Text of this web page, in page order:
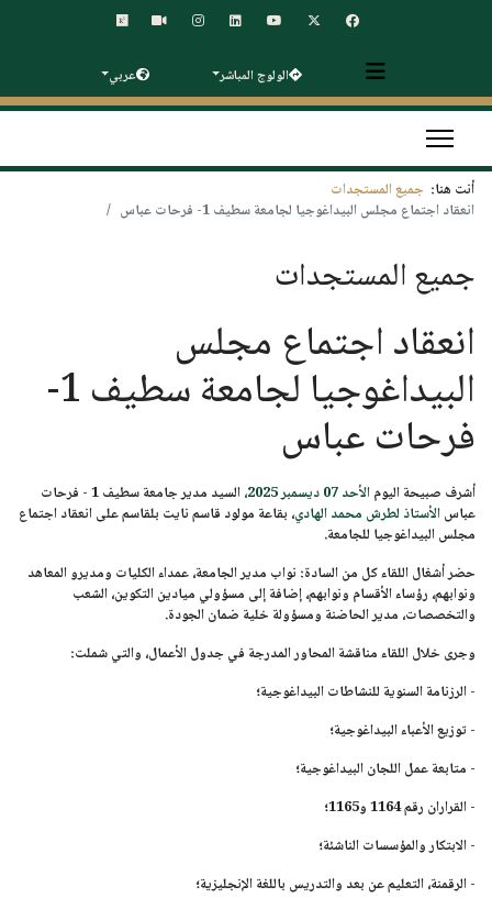
الولوج المباشر عربي
أنت هنا: جميع المستجدات
انعقاد اجتماع مجلس البيداغوجيا لجامعة سطيف 1- فرحات عباس
جميع المستجدات
انعقاد اجتماع مجلس
البيداغوجيا لجامعة سطيف 1-
فرحات عباس
أشرف صبيحة اليومالأحد 07 ديسمبر 2025،
السيد مدير جامعة سطيف 1 - فرحات
عباسالأستاذ لطرش محمد الهادي، بقاعة مولود قاسم نايت بلقاسم على انعقاد اجتماع
مجلس البيداغوجيا للجامعة.
حضر أشغال اللقاء كل من السادة: نواب مدير الجامعة، عمداء الكليات ومديرو المعاهد
ونوابهم، رؤساء الأقسام ونوابهم، إضافة إلى مسؤولي ميادين التكوين، الشعب
والتخصصات، مدير الحاضنة ومسؤولة خلية ضمان الجودة.
وجرى خلال اللقاء مناقشة المحاور المدرجة في جدول الأعمال، والتي شملت:
- الرزنامة السنوية للنشاطات البيداغوجية؛
- توزيع الأعباء البيداغوجية؛
- متابعة عمل اللجان البيداغوجية؛
- القراران رقم 1164 و1165؛
- الابتكار والمؤسسات الناشئة؛
- الرقمنة، التعليم عن بعد والتدريس باللغة الإنجليزية؛